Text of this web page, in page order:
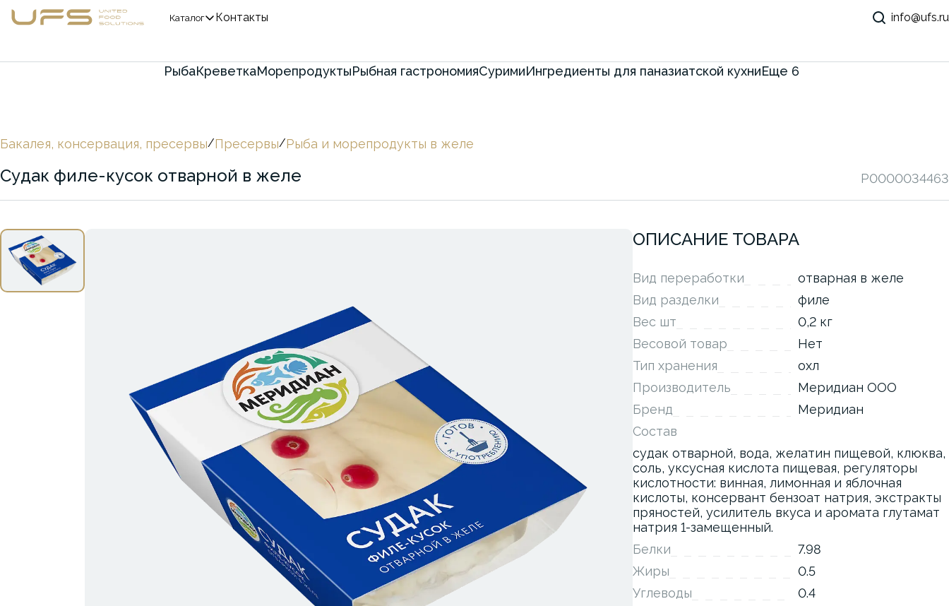
Каталог Контакты info@ufs.ru
РыбаКреветкаМорепродуктыРыбная гастрономияСуримиИнгредиенты для паназиатской кухниЕще 6
Бакалея, консервация, пресервы/Пресервы/Рыба и морепродукты в желе
Судак филе-кусок отварной в желе P0000034463
ОПИСАНИЕ ТОВАРА
Вид переработки
отварная в желе
Вид разделки
филе
Вес шт
0,2 кг
Весовой товар
Нет
Тип хранения
охл
Производитель
Меридиан ООО
Бренд
Меридиан
Состав
судак отварной, вода, желатин пищевой, клюква,
соль, уксусная кислота пищевая, регуляторы
кислотности: винная, лимонная и яблочная
кислоты, консервант бензоат натрия, экстракты
пряностей, усилитель вкуса и аромата глутамат
натрия 1-замещенный.
Белки
7.98
Жиры
0.5
Углеводы
0.4